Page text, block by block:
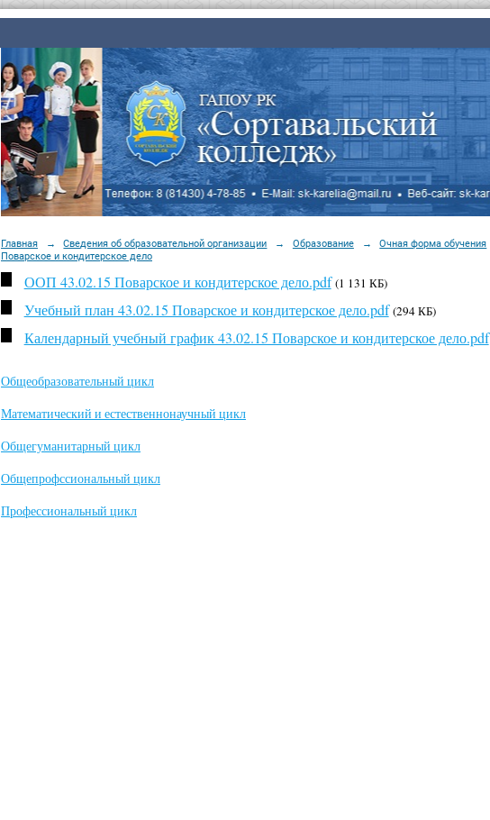
Главная → Сведения об образовательной организации → Образование → Очная форма обучения
Поварское и кондитерское дело
ООП 43.02.15 Поварское и кондитерское дело.pdf (1 131 КБ)
Учебный план 43.02.15 Поварское и кондитерское дело.pdf (294 КБ)
Календарный учебный график 43.02.15 Поварское и кондитерское дело.pdf
Общеобразовательный цикл
Математический и естественнонаучный цикл
Общегуманитарный цикл
Общепрофссиональный цикл
Профессиональный цикл